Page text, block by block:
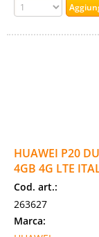
HUAWEI P20
4GB 4G LTE
Cod. art.:
263627
Marca: